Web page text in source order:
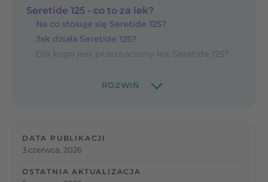
Seretide 125 - co to za lek?
Na co stosuje się Seretide 125?
Jak działa Seretide 125?
Dla kogo jest przeznaczony lek Seretide 125?
DATA PUBLIKACJI
3 czerwca, 2026
OSTATNIA AKTUALIZACJA